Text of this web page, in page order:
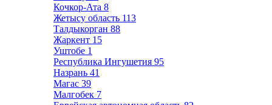
Кочкор-Ата 8
Жетысу область 113
Талдыкорган 88
Жаркент 15
Уштобе 1
Республика Ингушетия 95
Назрань 41
Магас 39
Малгобек 7